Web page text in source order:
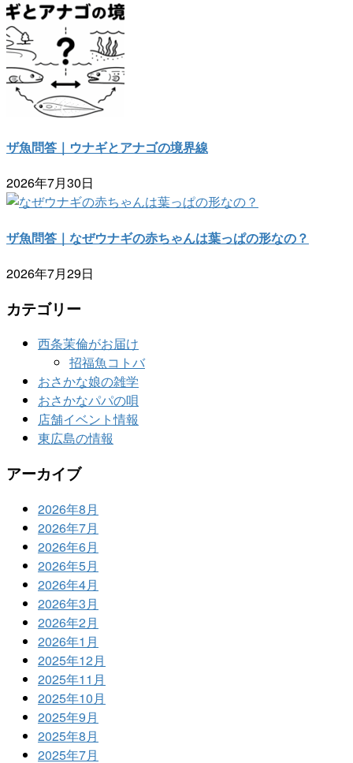
ザ魚問答｜ウナギとアナゴの境界線
2026年7月30日
ザ魚問答｜なぜウナギの赤ちゃんは葉っぱの形なの？
2026年7月29日
カテゴリー
西条茉倫がお届け
招福魚コトバ
おさかな娘の雑学
おさかなパパの唄
店舗イベント情報
東広島の情報
アーカイブ
2026年8月
2026年7月
2026年6月
2026年5月
2026年4月
2026年3月
2026年2月
2026年1月
2025年12月
2025年11月
2025年10月
2025年9月
2025年8月
2025年7月